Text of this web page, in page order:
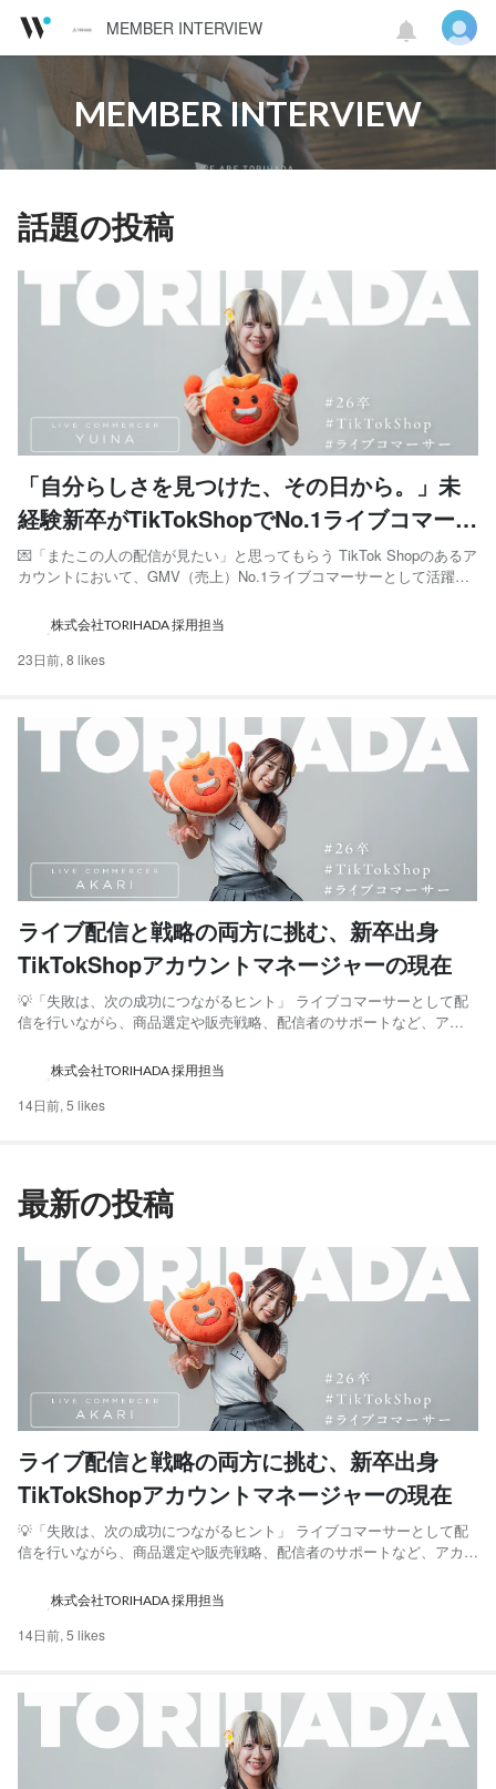
MEMBER INTERVIEW
MEMBER INTERVIEW
話題の投稿
「自分らしさを見つけた、その日から。」未
経験新卒がTikTokShopでNo.1ライブコマーサ
ーになるまで。
💌「またこの人の配信が見たい」と思ってもらう TikTok Shopのあるア
カウントにおいて、GMV（売上）No.1ライブコマーサーとして活躍す
配信が見たい」と思ってもらうこと。自分らしい働き方を見つけるまで
の道のりを伺いました。 ゆいな： 2026...
株式会社TORIHADA 採用担当
23日前, 8 likes
ライブ配信と戦略の両方に挑む、新卒出身
TikTokShopアカウントマネージャーの現在
💡「失敗は、次の成功につながるヒント」 ライブコマーサーとして配
信を行いながら、商品選定や販売戦略、配信者のサポートなど、アカ
は、正解を待つのではなく、まず挑戦してみること。 失敗を次の成功
につなげながら、仕事の幅を広げてきた道のりを伺いました。 あか...
株式会社TORIHADA 採用担当
14日前, 5 likes
最新の投稿
ライブ配信と戦略の両方に挑む、新卒出身
TikTokShopアカウントマネージャーの現在
💡「失敗は、次の成功につながるヒント」 ライブコマーサーとして配
信を行いながら、商品選定や販売戦略、配信者のサポートなど、アカウ
正解を待つのではなく、まず挑戦してみること。 失敗を次の成功につ
なげながら、仕事の幅を広げてきた道のりを伺いました。 あか...
株式会社TORIHADA 採用担当
14日前, 5 likes